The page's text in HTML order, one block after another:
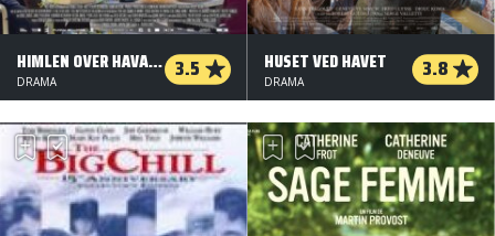
HIMLEN OVER HAVANA 3.5
DRAMA
HUSET VED HAVET 3.8
DRAMA